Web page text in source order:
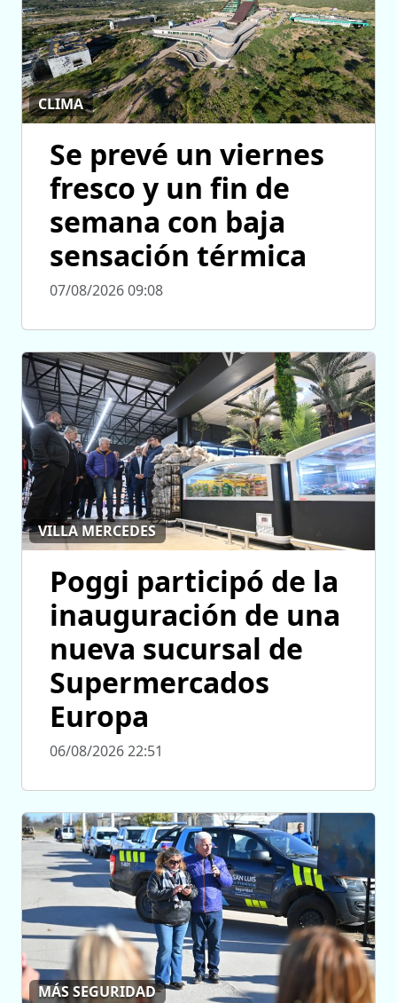
CLIMA
Se prevé un viernes
fresco y un fin de
semana con baja
sensación térmica
07/08/2026 09:08
VILLA MERCEDES
Poggi participó de la
inauguración de una
nueva sucursal de
Supermercados
Europa
06/08/2026 22:51
MÁS SEGURIDAD